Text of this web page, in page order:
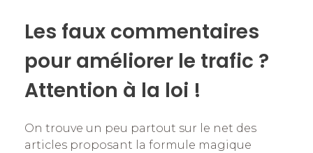
Les faux commentaires
pour améliorer le trafic ?
Attention à la loi !
On trouve un peu partout sur le net des
articles proposant la formule magique